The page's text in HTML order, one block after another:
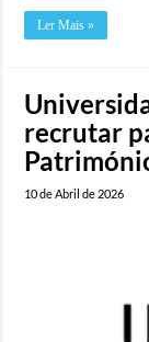
Ler Mais »
recrutar
10 de Abril de 2026